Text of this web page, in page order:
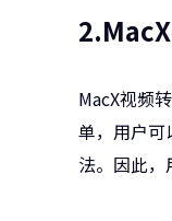
MacX视频
单，用户可
法。因此，